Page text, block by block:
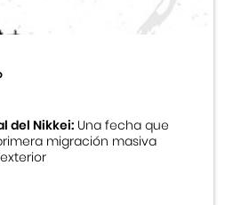
del Nikkei:Una fecha que
migración masiva